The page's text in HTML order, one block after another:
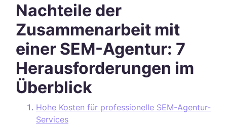
Nachteile der
Zusammenarbeit mit
einer SEM-Agentur: 7
Herausforderungen im
Überblick
Hohe Kosten für professionelle SEM-Agentur-
Services